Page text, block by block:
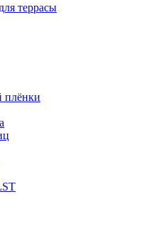
террасы
плёнки